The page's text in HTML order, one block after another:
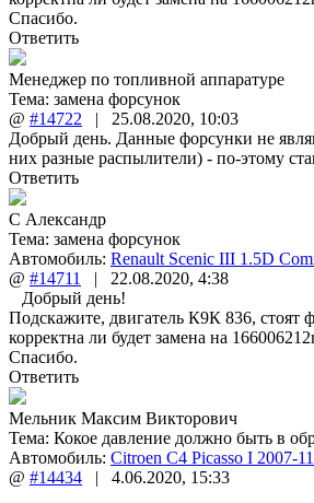
Спасибо.
Ответить
Менеджер по топливной аппаратуре
Тема: замена форсунок
@ #14722 | 25.08.2020, 10:03
Добрый день. Данные форсунки не
них разные распылители) - по-этому
Ответить
С Александр
Тема: замена форсунок
Автомобиль: Renault Scenic III 1.5D
@ #14711 | 22.08.2020, 4:38
Добрый день!
Подскажите, двигатель К9К 836, стоят
корректна ли будет замена на
Спасибо.
Ответить
Мельник Максим Викторович
Тема: Кокое давление должно быть в
Автомобиль: Citroen C4 Picasso I 2007-
@ #14434 | 4.06.2020, 15:33